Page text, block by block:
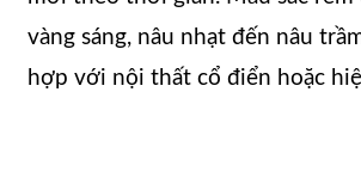
vàng sáng, nâu nhạt đến nâu
hợp với nội thất cổ điển hoặc